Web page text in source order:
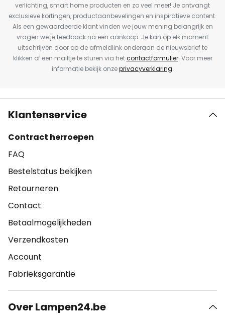
verlichting, smart home producten en zo veel meer! Je ontvangt
exclusieve kortingen, productaanbevelingen en inspiratieve content.
Als een gewaardeerde klant vinden we jouw mening belangrijk en
vragen we je feedback na een aankoop. Je kan op elk moment
uitschrijven door op de afmeldlink onderaan de nieuwsbrief te
klikken of een mailtje te sturen via hetcontactformulier. Voor meer
informatie bekijk onzeprivacyverklaring.
Klantenservice
Contract herroepen
FAQ
Bestelstatus bekijken
Retourneren
Contact
Betaalmogelijkheden
Verzendkosten
Account
Fabrieksgarantie
Over Lampen24.be